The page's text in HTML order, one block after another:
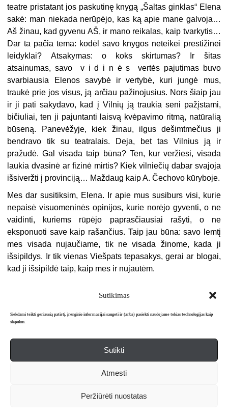
Sutikimas
Siekdami teikti geriausią patirtį, įrenginio informacijai saugoti ir (arba) pasiekti naudojame tokias technologijas kaip
slapukus.
Sutikti
Atmesti
Peržiūrėti nuostatas
teatre pristatant jos paskutinę knygą „Šaltas ginklas“ Elena
sakė: man niekada nerūpėjo, kas ką apie mane galvoja…
Aš žinau, kad gyvenu AŠ, ir mano reikalas, kaip tvarkytis…
Dar ta pačia tema: kodėl savo knygos neteikei prestižinei
leidyklai? Atsakymas: o koks skirtumas? Ir šitas
atsainumas, savo v i d i n ė s vertės pajutimas buvo
svarbiausia Elenos savybė ir vertybė, kuri jungė mus,
traukė prie jos visus, ją arčiau pažinojusius. Nors šiaip jau
ir ji pati sakydavo, kad į Vilnių ją traukia seni pažįstami,
bičiuliai, ten ji pajuntanti laisvą kvėpavimo ritmą, natūralią
būseną. Panevėžyje, kiek žinau, ilgus dešimtmečius ji
bendravo tik su teatralais. Deja, bet tas Vilnius ją ir
pražudė. Gal visada taip būna? Ten, kur veržiesi, visada
laukia dvasinė ar fizinė mirtis? Kiek vilniečių dabar svajoja
išsiveržti į provinciją… Maždaug kaip A. Čechovo kūryboje.
Mes dar susitiksim, Elena. Ir apie mus susiburs visi, kurie
nepaisė visuomeninės opinijos, kurie norėjo gyventi, o ne
vaidinti, kuriems rūpėjo paprasčiausiai rašyti, o ne
eksponuoti save kaip rašančius. Taip jau būna: savo lemtį
mes visada nujaučiame, tik ne visada žinome, kada ji
išsipildys. Ir tik vienas Viešpats tepasakys, gerai ar blogai,
kad ji išsipildė taip, kaip mes ir nujautėm.
Apie mus Redakcija Prenumerata